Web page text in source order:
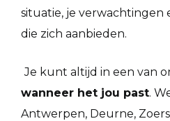
situatie, je verwachtingen
die zich aanbieden.
Je kunt altijd in een van
wanneer het jou past.
Antwerpen, Deurne,